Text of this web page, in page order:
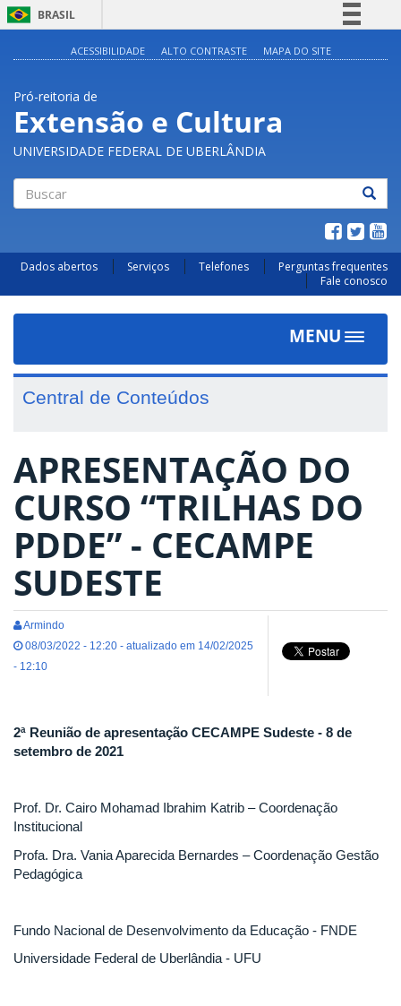
BRASIL
Acesso à informação
Legislação
Canais
ACESSIBILIDADE ALTO CONTRASTE MAPA DO SITE
Pró-reitoria de
Extensão e Cultura
UNIVERSIDADE FEDERAL DE UBERLÂNDIA
Dados abertos Serviços Telefones
Perguntas frequentes
Fale conosco
MENU
Toggle
Central de Conteúdos
APRESENTAÇÃO DO
CURSO “TRILHAS DO
PDDE” - CECAMPE
SUDESTE
Armindo
08/03/2022 - 12:20 - atualizado em 14/02/2025
- 12:10
2ª Reunião de apresentação CECAMPE Sudeste - 8 de
setembro de 2021
Prof. Dr. Cairo Mohamad Ibrahim Katrib – Coordenação
Institucional
Profa. Dra. Vania Aparecida Bernardes – Coordenação Gestão
Pedagógica
Fundo Nacional de Desenvolvimento da Educação - FNDE
Universidade Federal de Uberlândia - UFU